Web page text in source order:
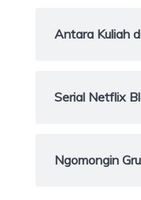
Antara Kuliah
Serial Netflix
Ngomongin